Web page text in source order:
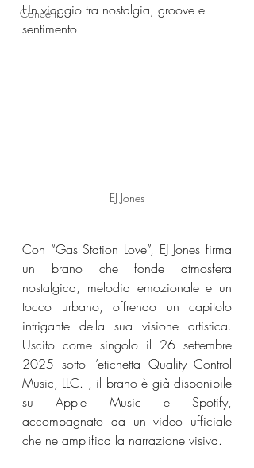
Concerti
Un viaggio tra nostalgia, groove e
sentimento
EJ Jones
Con “Gas Station Love”, EJ Jones firma
un brano che fonde atmosfera
nostalgica, melodia emozionale e un
tocco urbano, offrendo un capitolo
intrigante della sua visione artistica.
Uscito come singolo il 26 settembre
2025 sotto l’etichetta Quality Control
Music, LLC. , il brano è già disponibile
su Apple Music e Spotify,
accompagnato da un video ufficiale
che ne amplifica la narrazione visiva.